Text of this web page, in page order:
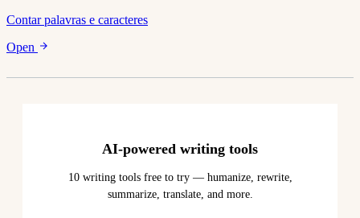
Contar palavras e caracteres
Open
AI-powered writing tools
10 writing tools free to try — humanize, rewrite,
summarize, translate, and more.